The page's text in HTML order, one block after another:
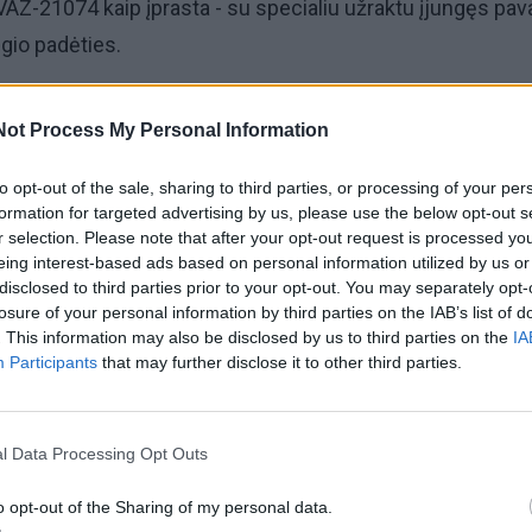
Process My Personal Information
opt-out of the sale, sharing to third parties, or processing of your
for targeted advertising by us, please use the below opt-out
selection. Please note that after your opt-out request is processed
interest-based ads based on personal information utilized by us
to third parties prior to your opt-out. You may separately
of your personal information by third parties on the IAB’s list of
This information may also be disclosed by us to third parties on the
Participants that may further disclose it to other third parties.
Data Processing Opt Outs
opt-out of the Sharing of my personal data.
21074 kaip įprasta - su specialiu užraktu įjungęs
padėties.
išjungti nesugebėjo. Mašina atidarytomis vairuotojo
į medį.
sprukdamas iš "septintuko" pagriebti salone buvusius